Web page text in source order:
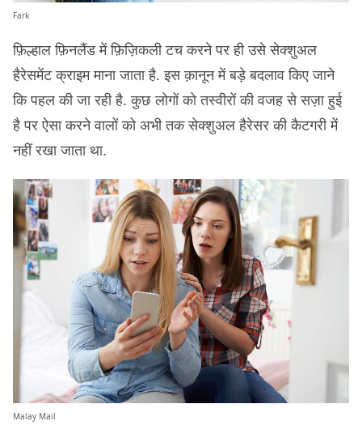
Fark
फ़िल्हाल फ़िनलैंड में फ़िज़िकली टच करने पर ही उसे सेक्शुअल
हैरेसमेंट क्राइम माना जाता है. इस क़ानून में बड़े बदलाव किए जाने
कि पहल की जा रही है. कुछ लोगों को तस्वीरों की वजह से सज़ा हुई
है पर ऐसा करने वालों को अभी तक सेक्शुअल हैरेसर की कैटगरी में
नहीं रखा जाता था.
Malay Mail